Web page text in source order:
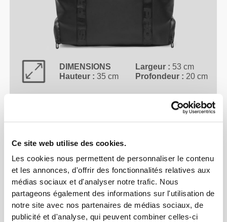
Ce site web utilise des cookies.
Les cookies nous permettent de personnaliser le contenu
et les annonces, d'offrir des fonctionnalités relatives aux
médias sociaux et d'analyser notre trafic. Nous
partageons également des informations sur l'utilisation de
notre site avec nos partenaires de médias sociaux, de
publicité et d'analyse, qui peuvent combiner celles-ci
DIMENSIONS
Hauteur : 35 cm
Largeur : 53 cm
Profondeur : 20 cm
TUNNEL
THERMIQUE